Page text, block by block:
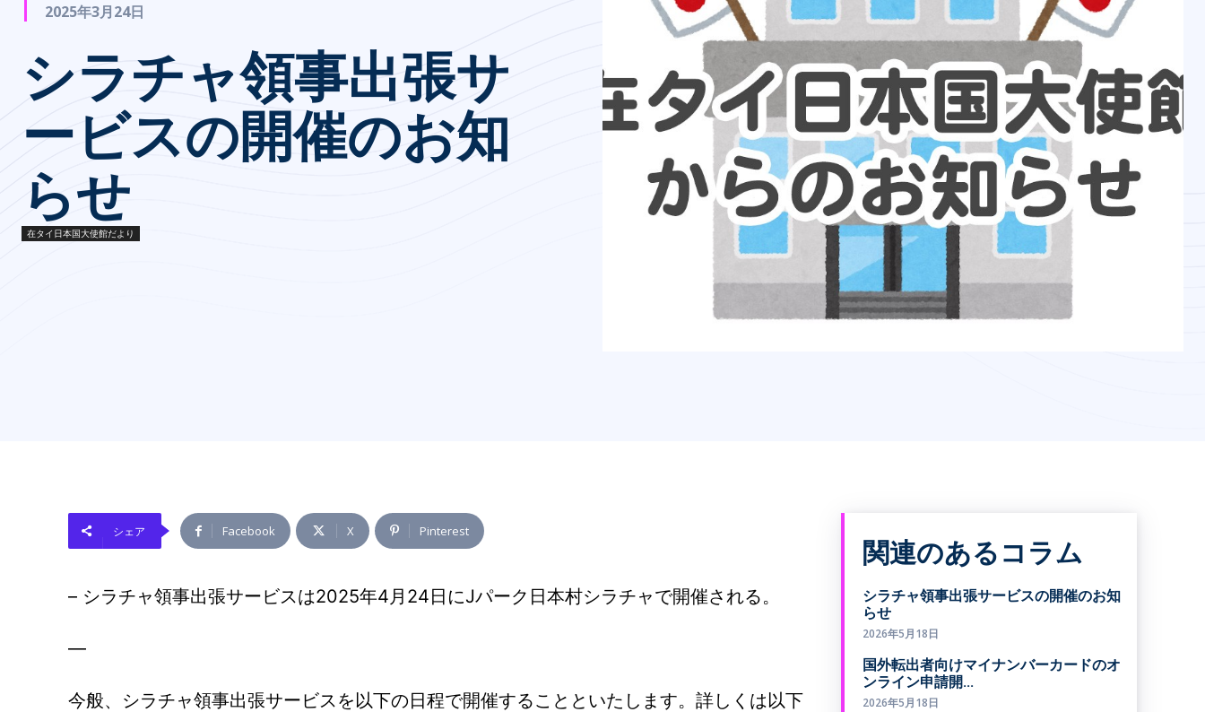
2025年3月24日
シラチャ領事出張サ
ービスの開催のお知
らせ
在タイ日本国大使館だより
シェア Facebook X Pinterest
– シラチャ領事出張サービスは2025年4月24日にJパーク日本村シラチャで開催される。
—
今般、シラチャ領事出張サービスを以下の日程で開催することといたします。詳しくは以下
関連のあるコラム
シラチャ領事出張サービスの開催のお知
らせ
2026年5月18日
国外転出者向けマイナンバーカードのオ
ンライン申請開...
2026年5月18日